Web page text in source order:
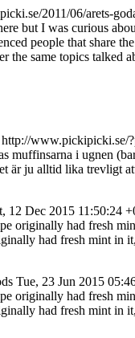
2011/06/arets-
but I was curious
people that share
the same topics talked
http://www.pickipicki.se/
muffinsarna i ugnen
är ju alltid lika trevligt
12 Dec 2015 11:50:24
originally had fresh
had fresh mint in
Tue, 23 Jun 2015
originally had fresh
had fresh mint in